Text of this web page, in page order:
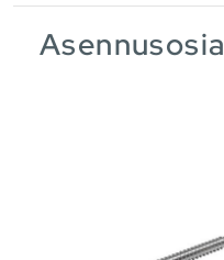
Asennusosia